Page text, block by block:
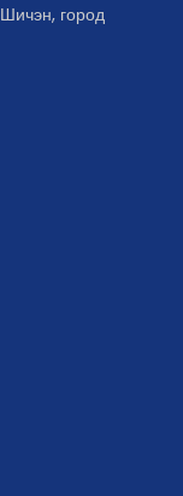
город